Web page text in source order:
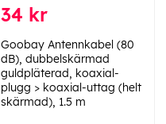
34 kr
Goobay Antennkabel (80
dB), dubbelskärmad
guldpläterad, koaxial-
plugg > koaxial-uttag (helt
skärmad), 1.5 m